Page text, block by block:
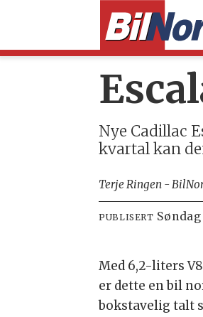
Nye Cadillac
kvartal kan
Terje Ringen -
PUBLISERT
Med 6,2-liters
er dette en bil
bokstavelig talt